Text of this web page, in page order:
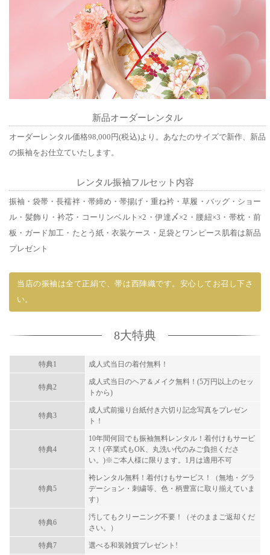
新品オーダーレンタル
オーダーレンタル価格98,000円(税込)より。あなたのサイズで新作、新品
の振袖をお仕立ていたします。
レンタル振袖フルセット内容
振袖・袋帯・長襦袢・帯締め・帯揚げ・重ね衿・草履・バッグ・ショー
ル・髪飾り・衿芯・コーリンベルト×2・伊達〆×2・腰紐×3・帯枕・前
板・ガード加工・たとう紙・衣装ケース・足袋とワンピース肌着は新品
プレゼント
当店の振袖は全て正絹で、帯は西陣織です。安心してお召し下さ
い。
8大特典
特典1 成人式当日の着付無料！
特典2
成人式当日のヘア＆メイク無料！(5万円以上のセッ
トから)
特典3
成人式前撮り台紙付き六切り記念写真をプレゼン
ト！
特典4
10年間何回でも振袖無料レンタル！着付けもサービ
ス！(卒業式もOK、丸洗い代のみご負担くださ
い。)※ご本人様に限ります。1月は適用不可
特典5
袴レンタル無料！着付けもサービス！（無地・グラ
デーション・刺繍等、色・柄豊富に取り揃えていま
す）
特典6
汚してもクリーニング不要！（そのままご返却くだ
さい。）
特典7 選べる和装雑貨プレゼント!